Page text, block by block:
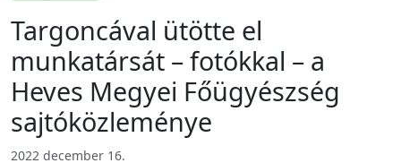
Targoncával ütötte el
munkatársát – fotókkal – a
Heves Megyei Főügyészség
sajtóközleménye
2022 december 16.